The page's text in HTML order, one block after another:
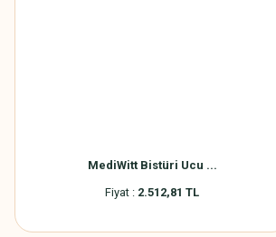
MediWitt Bistüri Ucu ...
Fiyat : 2.512,81 TL